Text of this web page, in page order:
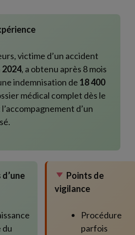
victime d’un accident
2024, a obtenu après 8 mois
indemnisation de 18 400
médical complet dès le
d’un
du
Points de
vigilance
Procédure
parfois